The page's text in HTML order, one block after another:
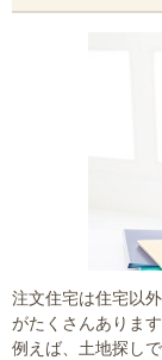
注文住宅は住宅以
がたくさんあります
例えば、土地探し